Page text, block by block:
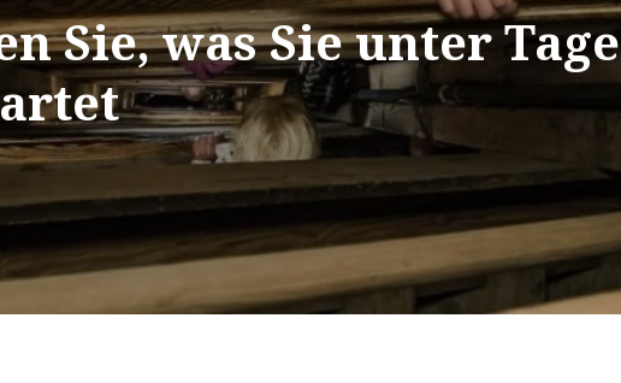
Sie, was Sie unter Tage